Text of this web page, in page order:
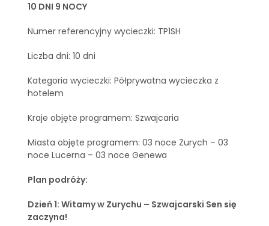
10 DNI 9 NOCY
Numer referencyjny wycieczki: TP1SH
Liczba dni: 10 dni
Kategoria wycieczki: Półprywatna wycieczka z
hotelem
Kraje objęte programem: Szwajcaria
Miasta objęte programem: 03 noce Zurych – 03
noce Lucerna – 03 noce Genewa
Plan podróży:
Dzień 1: Witamy w Zurychu – Szwajcarski Sen się
zaczyna!